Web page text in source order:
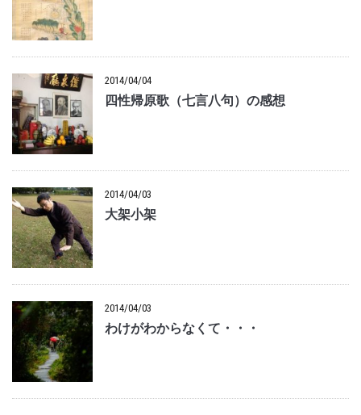
2014/04/04
四性帰原歌（七言八句）の感想
2014/04/03
大架小架
2014/04/03
わけがわからなくて・・・